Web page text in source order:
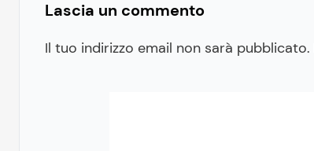
Lascia un commento
Il tuo indirizzo email non sarà pubblicato.